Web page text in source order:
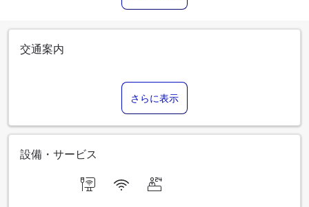
交通案内
さらに表示
設備・サービス